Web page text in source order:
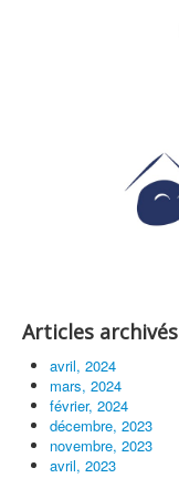
Articles archivés
avril, 2024
mars, 2024
février, 2024
décembre, 2023
novembre, 2023
avril, 2023